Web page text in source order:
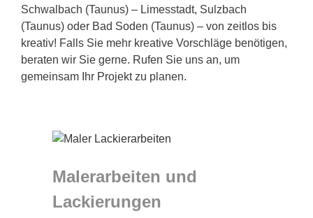
Schwalbach (Taunus) – Limesstadt, Sulzbach
(Taunus) oder Bad Soden (Taunus) – von zeitlos bis
kreativ! Falls Sie mehr kreative Vorschläge benötigen,
beraten wir Sie gerne. Rufen Sie uns an, um
gemeinsam Ihr Projekt zu planen.
Malerarbeiten und
Lackierungen